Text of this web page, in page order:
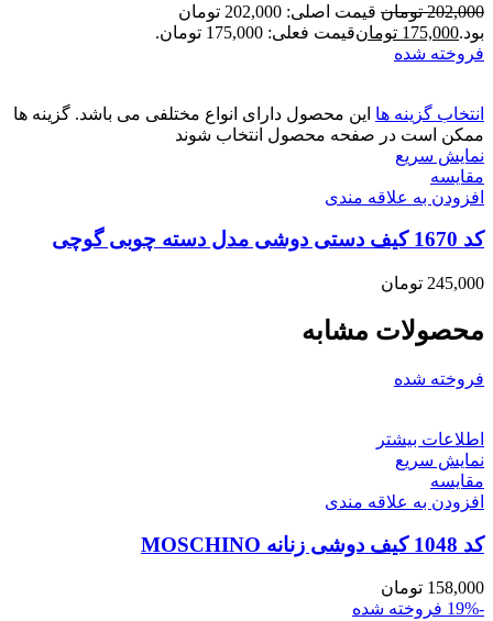
202,000 تومان
قیمت اصلی: 202,000 تومان
بود.175,000 تومانقیمت فعلی: 175,000 تومان.
فروخته شده
انتخاب گزینه ها این محصول دارای انواع مختلفی می باشد. گزینه ها
ممکن است در صفحه محصول انتخاب شوند
نمایش سریع
مقايسه
افزودن به علاقه مندی
کد 1670 کیف دستی دوشی مدل دسته چوبی گوچی
245,000 تومان
محصولات مشابه
فروخته شده
اطلاعات بیشتر
نمایش سریع
مقايسه
افزودن به علاقه مندی
کد 1048 کیف دوشی زنانه MOSCHINO
158,000 تومان
-19%
فروخته شده